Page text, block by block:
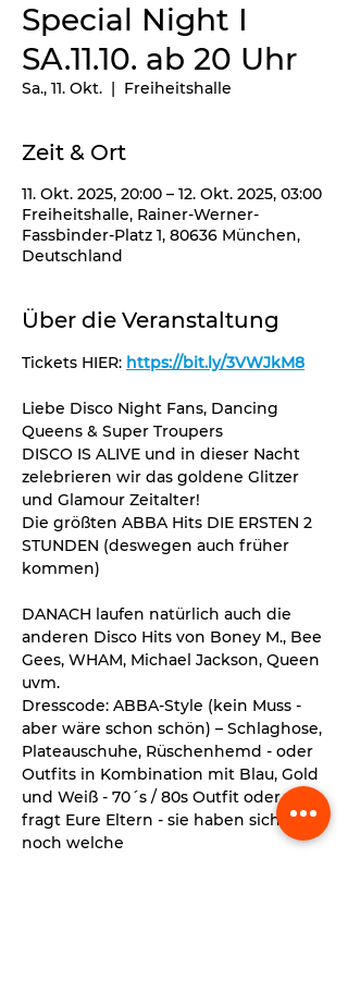
Special Night I
SA.11.10. ab 20 Uhr
Sa., 11. Okt.
  |
Freiheitshalle
Zeit & Ort
11. Okt. 2025, 20:00 – 12. Okt. 2025, 03:00
Freiheitshalle, Rainer-Werner-
Fassbinder-Platz 1, 80636 München,
Deutschland
Über die Veranstaltung
Tickets HIER: https://bit.ly/3VWJkM8
Liebe Disco Night Fans, Dancing
Queens & Super Troupers
DISCO IS ALIVE und in dieser Nacht
zelebrieren wir das goldene Glitzer
und Glamour Zeitalter!
Die größten ABBA Hits DIE ERSTEN 2
STUNDEN (deswegen auch früher
kommen)
DANACH laufen natürlich auch die
anderen Disco Hits von Boney M., Bee
Gees, WHAM, Michael Jackson, Queen
uvm.
Dresscode: ABBA-Style (kein Muss -
aber wäre schon schön) – Schlaghose,
Plateauschuhe, Rüschenhemd - oder
Outfits in Kombination mit Blau, Gold
und Weiß - 70´s / 80s Outfit oder
fragt Eure Eltern - sie haben sicher
noch welche